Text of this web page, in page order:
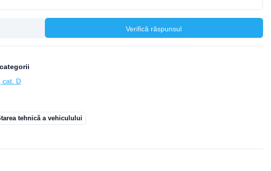
Verifică răspunsul
cat. D
tehnică a vehiculului